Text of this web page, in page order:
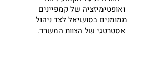
ואופטימיזציה של קמפיינים
ממומנים בסושיאל לצד ניהול
אסטרטגי של הצוות המשרד.